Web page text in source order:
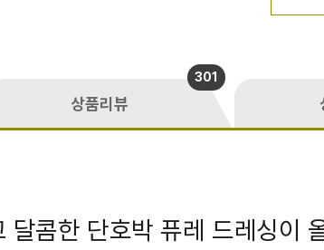
상품리뷰
301
달콤한 단호박 퓨레 드레싱이